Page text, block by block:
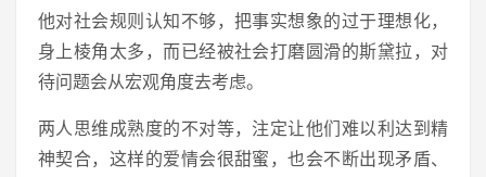
他对社会规则认知不够，把事实想象的过于理想化，
身上棱角太多，而已经被社会打磨圆滑的斯黛拉，对
待问题会从宏观角度去考虑。
两人思维成熟度的不对等，注定让他们难以利达到精
神契合，这样的爱情会很甜蜜，也会不断出现矛盾、